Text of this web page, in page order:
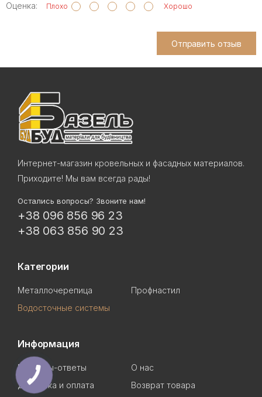
Оценка: Плохо Хорошо
Отправить отзыв
Интернет-магазин кровельных и фасадных материалов.
Приходите! Мы вам всегда рады!
Остались вопросы? Звоните нам!
+38 096 856 96 23
+38 063 856 90 23
Категории
Металлочерепица
Профнастил
Водосточные системы
Информация
Вопросы-ответы
О нас
Доставка и оплата
Возврат товара